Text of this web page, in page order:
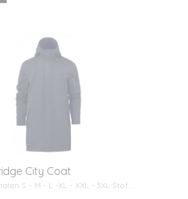
City Coat
S - M - L -XL - XXL - 3XL Stof:…